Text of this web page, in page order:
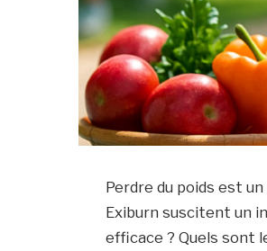
Perdre du poids est
Exiburn suscitent un
efficace ? Quels sont